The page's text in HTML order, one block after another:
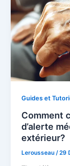
Guides et
Comment
d’alerte
extérieur?
Lerousseau /29